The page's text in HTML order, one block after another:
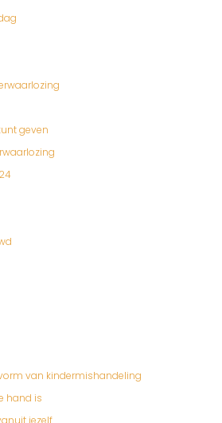
geven
van kindermishandeling
hand is
jezelf